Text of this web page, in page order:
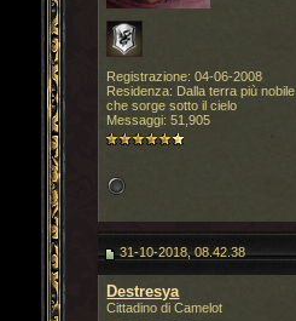
Registrazione: 04-06-2008
Residenza: Dalla terra più nobile
che sorge sotto il cielo
Messaggi: 51,905
31-10-2018, 08.42.38
Destresya
Cittadino di Camelot